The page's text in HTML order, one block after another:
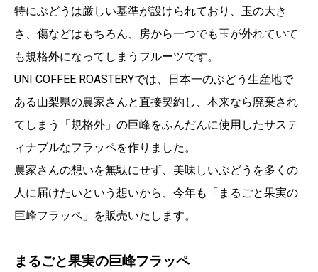
特にぶどうは厳しい基準が設けられており、玉の大き
さ、傷などはもちろん、房から一つでも玉が外れていて
も規格外になってしまうフルーツです。
UNI COFFEE ROASTERYでは、日本一のぶどう生産地で
ある山梨県の農家さんと直接契約し、本来なら廃棄され
てしまう「規格外」の巨峰をふんだんに使用したサステ
ィナブルなフラッペを作りました。
農家さんの想いを無駄にせず、美味しいぶどうを多くの
人に届けたいという想いから、今年も「まるごと果実の
巨峰フラッペ」を販売いたします。
まるごと果実の巨峰フラッペ